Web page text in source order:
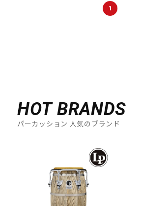
1
HOT BRANDS
パーカッション 人気のブランド